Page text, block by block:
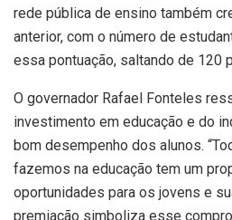
rede pública de ensino também
anterior, com o número de
essa pontuação, saltando de 120
O governador Rafael Fonteles
investimento em educação e do
bom desempenho dos alunos.
fazemos na educação tem um
oportunidades para os jovens e
premiação simboliza esse